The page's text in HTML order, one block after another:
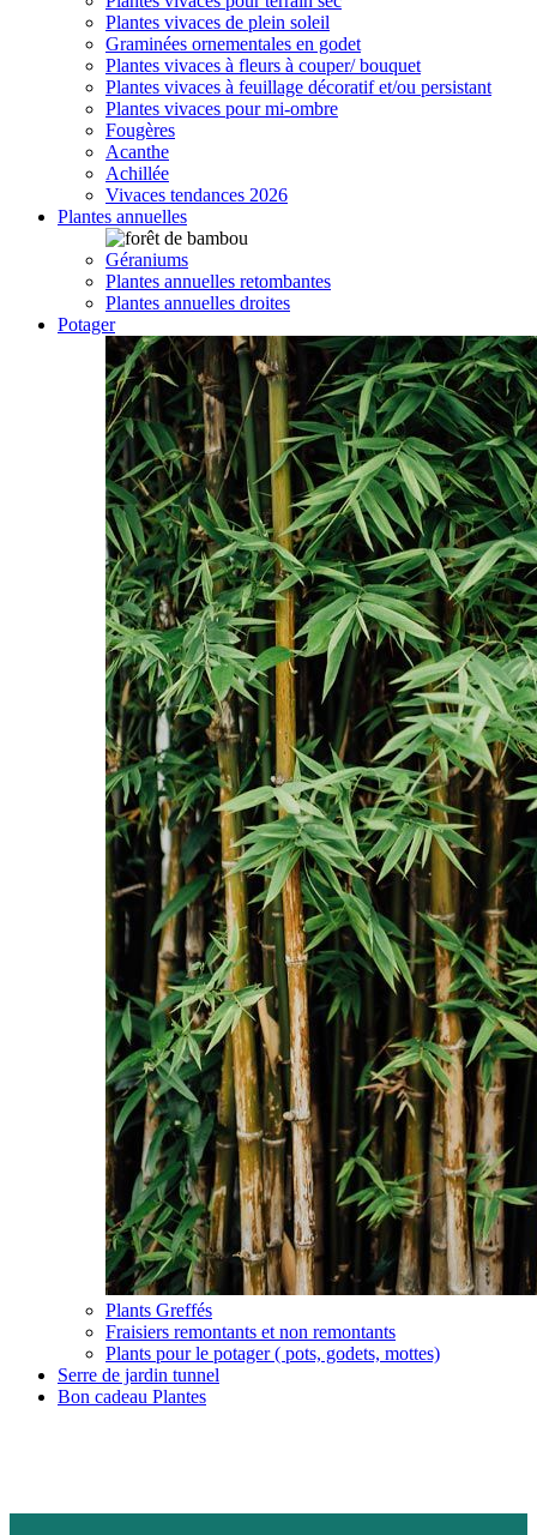
Plantes vivaces de plein soleil
Graminées ornementales en godet
Plantes vivaces à fleurs à couper/ bouquet
Plantes vivaces à feuillage décoratif et/ou persistant
Plantes vivaces pour mi-ombre
Fougères
Acanthe
Achillée
Vivaces tendances 2026
Plantes annuelles
Géraniums
Plantes annuelles retombantes
Plantes annuelles droites
Potager
Plants Greffés
Fraisiers remontants et non remontants
Plants pour le potager ( pots, godets, mottes)
Serre de jardin tunnel
Bon cadeau Plantes